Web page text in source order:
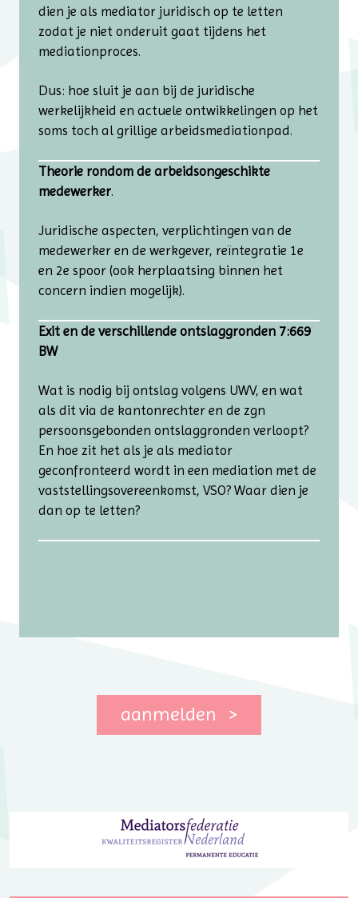
dien je als mediator juridisch op te letten
zodat je niet onderuit gaat tijdens het
mediationproces.
Dus: hoe sluit je aan bij de juridische
werkelijkheid en actuele ontwikkelingen op het
soms toch al grillige arbeidsmediationpad.
Theorie rondom de arbeidsongeschikte
medewerker.
Juridische aspecten, verplichtingen van de
medewerker en de werkgever, reïntegratie 1e
en 2e spoor (ook herplaatsing binnen het
concern indien mogelijk).
Exit en de verschillende ontslaggronden 7:669
BW
Wat is nodig bij ontslag volgens UWV, en wat
als dit via de kantonrechter en de zgn
persoonsgebonden ontslaggronden verloopt?
En hoe zit het als je als mediator
geconfronteerd wordt in een mediation met de
vaststellingsovereenkomst, VSO? Waar dien je
dan op te letten?
aanmelden